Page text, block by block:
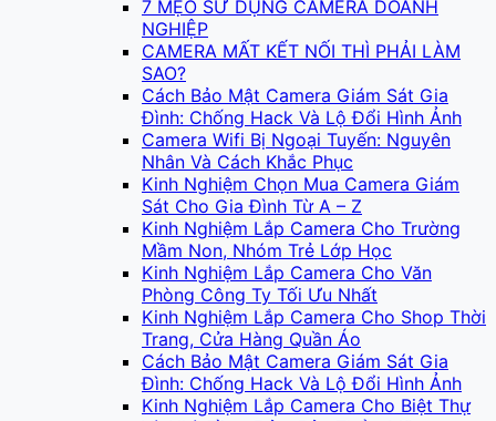
7 MẸO SỬ DỤNG CAMERA DOANH
NGHIỆP
CAMERA MẤT KẾT NỐI THÌ PHẢI LÀM
SAO?
Cách Bảo Mật Camera Giám Sát Gia
Đình: Chống Hack Và Lộ Đổi Hình Ảnh
Camera Wifi Bị Ngoại Tuyến: Nguyên
Nhân Và Cách Khắc Phục
Kinh Nghiệm Chọn Mua Camera Giám
Sát Cho Gia Đình Từ A – Z
Kinh Nghiệm Lắp Camera Cho Trường
Mầm Non, Nhóm Trẻ Lớp Học
Kinh Nghiệm Lắp Camera Cho Văn
Phòng Công Ty Tối Ưu Nhất
Kinh Nghiệm Lắp Camera Cho Shop Thời
Trang, Cửa Hàng Quần Áo
Cách Bảo Mật Camera Giám Sát Gia
Đình: Chống Hack Và Lộ Đổi Hình Ảnh
Kinh Nghiệm Lắp Camera Cho Biệt Thự